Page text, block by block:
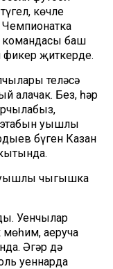
көчле
Чемпионатка
командасы баш
җиткерде.
теләсә
алачак. Без, һәр
уңышлы
бүген Казан
чыгышка
Уенчылар
аеруча
Әгәр дә
уеннарда